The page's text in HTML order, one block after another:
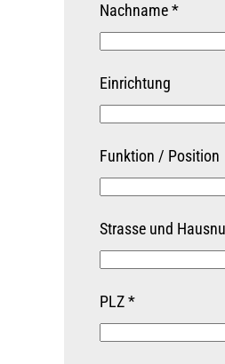
Nachname*
Einrichtung
Funktion / Position
Strasse und
PLZ*